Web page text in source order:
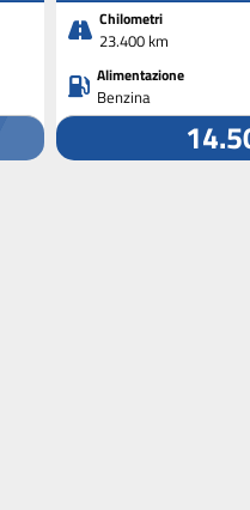
Chilometri
23.400 km
Alimentazione
Benzina